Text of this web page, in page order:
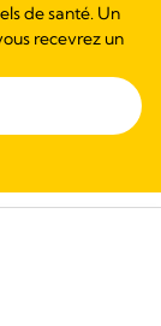
de santé. Un
recevrez un